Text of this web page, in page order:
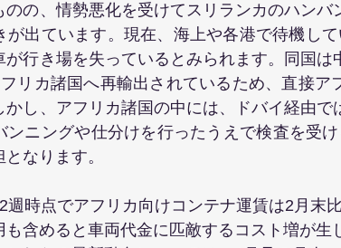
のの、情勢悪化を受けてスリランカのハンバ
が出ています。現在、海上や各港で待機し
が行き場を失っているとみられます。同国は
リカ諸国へ再輸出されているため、直接ア
かし、アフリカ諸国の中には、ドバイ経由で
ンニングや仕分けを行ったうえで検査を受
なります。
時点でアフリカ向けコンテナ運賃は2月末
も含めると車両代金に匹敵するコスト増が